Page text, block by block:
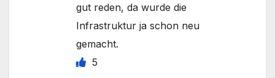
gut reden, da wurde die
Infrastruktur ja schon neu
gemacht.
5